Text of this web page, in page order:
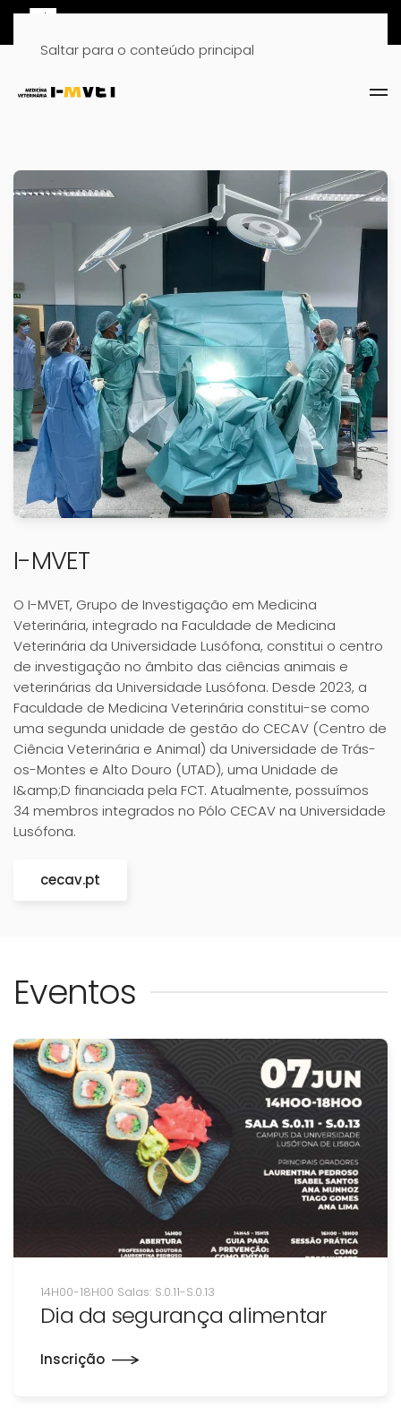
Saltar para o conteúdo principal
I-MVET
O I-MVET, Grupo de Investigação em Medicina
Veterinária, integrado na Faculdade de Medicina
Veterinária da Universidade Lusófona, constitui o centro
de investigação no âmbito das ciências animais e
veterinárias da Universidade Lusófona. Desde 2023, a
Faculdade de Medicina Veterinária constitui-se como
uma segunda unidade de gestão do CECAV (Centro de
Ciência Veterinária e Animal) da Universidade de Trás-
os-Montes e Alto Douro (UTAD), uma Unidade de
I&amp;D financiada pela FCT. Atualmente, possuímos
34 membros integrados no Pólo CECAV na Universidade
Lusófona.
cecav.pt
Eventos
14H00-18H00 Salas: S.0.11-S.0.13
Dia da segurança alimentar
Inscrição